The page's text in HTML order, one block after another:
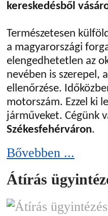
kereskedésből
Természetesen
a magyarországi
elengedhetetlen az
nevében is szerepel,
ellenőrzése.
motorszám. Ezzel ki
járműveket. Cégünk
Székesfehérváron.
Bővebben ...
Átírás